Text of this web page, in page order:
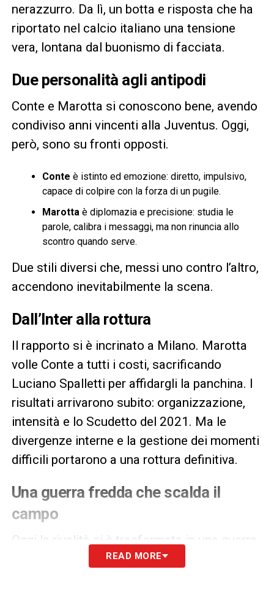
nerazzurro. Da lì, un botta e risposta che ha
riportato nel calcio italiano una tensione
vera, lontana dal buonismo di facciata.
Due personalità agli antipodi
Conte e Marotta si conoscono bene, avendo
condiviso anni vincenti alla Juventus. Oggi,
però, sono su fronti opposti.
Conte è istinto ed emozione: diretto, impulsivo,
capace di colpire con la forza di un pugile.
Marotta è diplomazia e precisione: studia le
parole, calibra i messaggi, ma non rinuncia allo
scontro quando serve.
Due stili diversi che, messi uno contro l’altro,
accendono inevitabilmente la scena.
Dall’Inter alla rottura
Il rapporto si è incrinato a Milano. Marotta
volle Conte a tutti i costi, sacrificando
Luciano Spalletti per affidargli la panchina. I
risultati arrivarono subito: organizzazione,
intensità e lo Scudetto del 2021. Ma le
divergenze interne e la gestione dei momenti
difficili portarono a una rottura definitiva.
Una guerra fredda che scalda il
campo
Oggi la rivalità si è trasformata in una guerra
fredda fatta di battute pungenti e sottintesi
READ MORE